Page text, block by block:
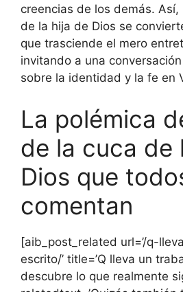
creencias de los demás.
de la hija de Dios se
que trasciende el mero
invitando a una
sobre la identidad y la fe en
La polémica
de la cuca de
Dios que
comentan
[aib_post_related url=’/q-
escrito/’ title=’Q lleva un
descubre lo que realmente